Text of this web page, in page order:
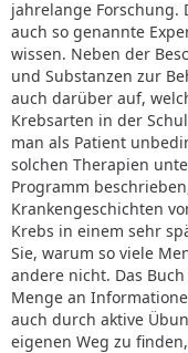
jahrelange Forschung.
auch so genannte
wissen. Neben der
und Substanzen zur
auch darüber auf,
Krebsarten in der
man als Patient
solchen Therapien
Programm
Krankengeschichten
Krebs in einem sehr
Sie, warum so viele
andere nicht. Das
Menge an
auch durch aktive
eigenen Weg zu